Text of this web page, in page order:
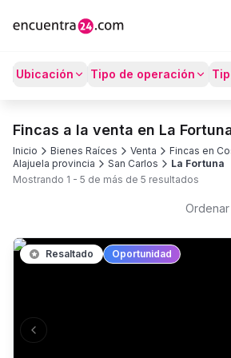
Ubicación Tipo de operación
Fincas a la venta en La
Inicio Bienes Raíces Venta
Fincas en
Alajuela provincia
San Carlos
La Fortuna
Mostrando 1 - 5 de más de 5 resultados
Previous slide
Resaltado Oportunidad